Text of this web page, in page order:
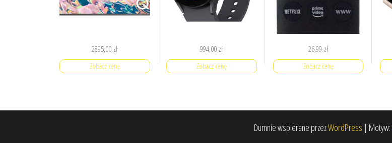
2895,00 zł
Zobacz cenę
994,00 zł
Zobacz cenę
26,99 zł
Zobacz cenę
Dumnie wspierane przezWordPress | Motyw: